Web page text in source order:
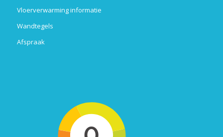
Vloerverwarming informatie
Wandtegels
Afspraak